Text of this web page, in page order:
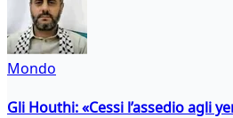
Mondo
Gli Houthi: «Cessi l’assedio agli